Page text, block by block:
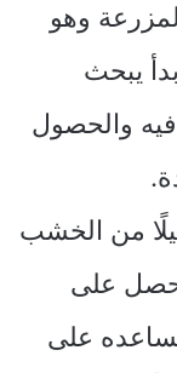
وهو
يبحث
والحصول
من الخشب
حصل على
على